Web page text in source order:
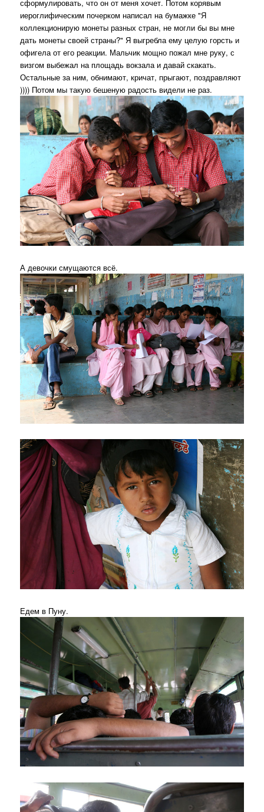
сформулировать, что он от меня хочет. Потом корявым
иероглифическим почерком написал на бумажке "Я
коллекционирую монеты разных стран, не могли бы вы мне
дать монеты своей страны?" Я выгребла ему целую горсть и
офигела от его реакции. Мальчик мощно пожал мне руку, с
визгом выбежал на площадь вокзала и давай скакать.
Остальные за ним, обнимают, кричат, прыгают, поздравляют
)))) Потом мы такую бешеную радость видели не раз.
А девочки смущаются всё.
Едем в Пуну.